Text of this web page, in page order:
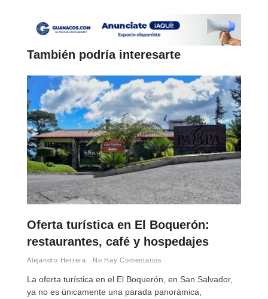
También podría interesarte
Oferta turística en El Boquerón:
restaurantes, café y hospedajes
Alejandro Herrera No Hay Comentarios
La oferta turística en el El Boquerón, en San Salvador,
ya no es únicamente una parada panorámica,